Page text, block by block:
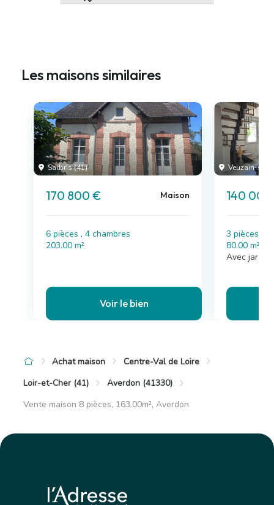
Les maisons similaires
Salbris (41)
170 800 € Maison
6 pièces , 4 chambres
203.00 m²
Voir le bien
Veuzain-sur-
140
3 pièces , 2
80.00 m²
Avec jardin
Achat maison
Centre-Val de Loire
Loir-et-Cher (41)
Averdon (41330)
Vente maison 8 pièces, 163.00m², Averdon